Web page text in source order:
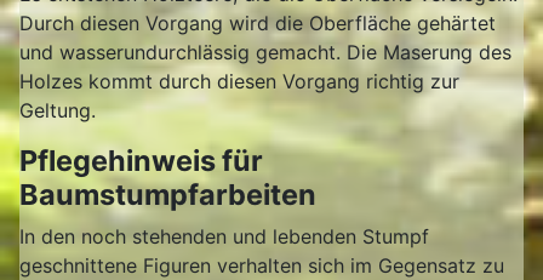
Durch diesen Vorgang wird die Oberfläche gehärtet
und wasserundurchlässig gemacht. Die Maserung des
Holzes kommt durch diesen Vorgang richtig zur
Geltung.
Pflegehinweis für
Baumstumpfarbeiten
In den noch stehenden und lebenden Stumpf
geschnittene Figuren verhalten sich im Gegensatz zu